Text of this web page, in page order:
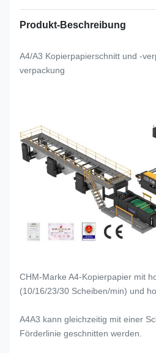
Produkt-Beschreibung
A4/A3 Kopierpapierschnitt und -
verpackung
CHM-Marke A4-Kopierpapier mit
(10/16/23/30 Scheiben/min) und
A4A3 kann gleichzeitig mit einer
Förderlinie geschnitten werden.